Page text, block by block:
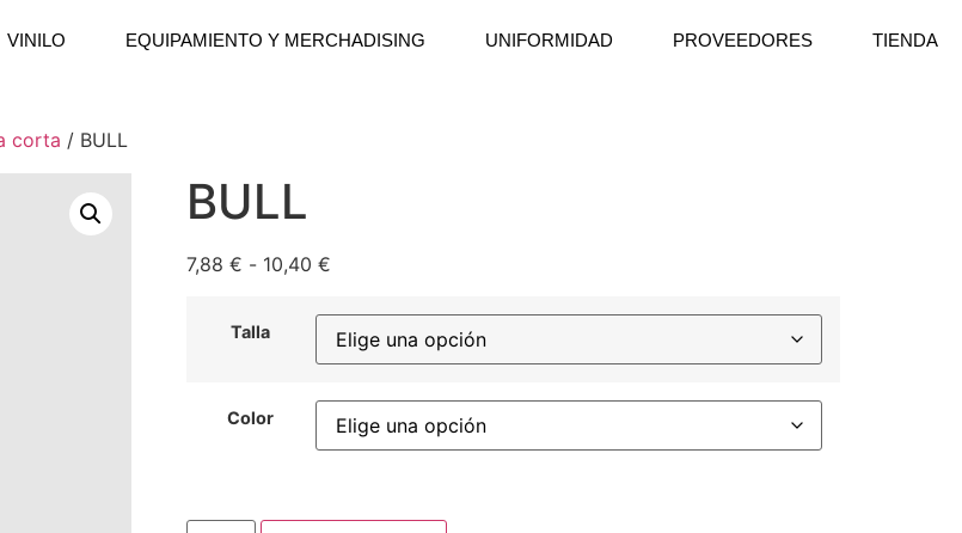
VINILO EQUIPAMIENTO Y MERCHADISING UNIFORMIDAD PROVEEDORES TIENDA
corta / BULL
BULL
7,88 € - 10,40 €
Talla
Color